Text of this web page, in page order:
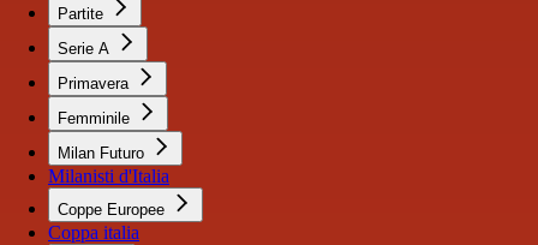
Partite
Serie A
Primavera
Femminile
Milan Futuro
Milanisti d'Italia
Coppe Europee
Coppa italia